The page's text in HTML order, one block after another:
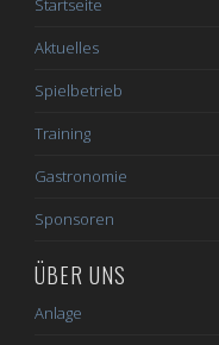
Startseite
Aktuelles
Spielbetrieb
Training
Gastronomie
Sponsoren
ÜBER UNS
Anlage